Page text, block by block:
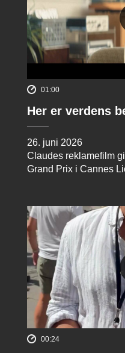
01:00
Her er verdens
26. juni 2026
Claudes reklamefilm
Grand Prix i Cannes
00:24